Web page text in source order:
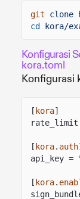
git
clone
cd
kora/
Konfigurasi
kora.toml
Konfigurasi
[ kora]
rate_limit
[ kora. auth]
api_key =
[ kora.